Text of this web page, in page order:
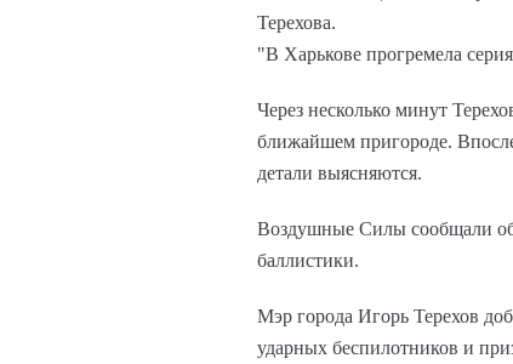
Терехова.
"В Харькове прогремела
Через несколько минут
ближайшем пригороде.
детали выясняются.
Воздушные Силы сообщали об
баллистики.
Мэр города Игорь Терехов
ударных беспилотников и